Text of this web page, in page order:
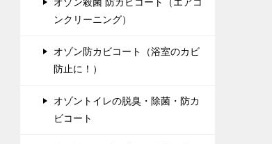
ンクリーニング）
オゾン防カビコート（浴室のカビ
防止に！）
オゾントイレの脱臭・除菌・防カ
ビコート